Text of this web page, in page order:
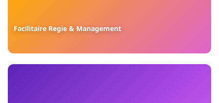
Facilitaire Regie & Management